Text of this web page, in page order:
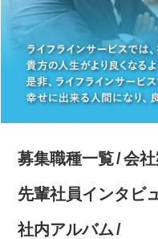
募集職種一覧 会
先輩社員インタビ
社内アルバム